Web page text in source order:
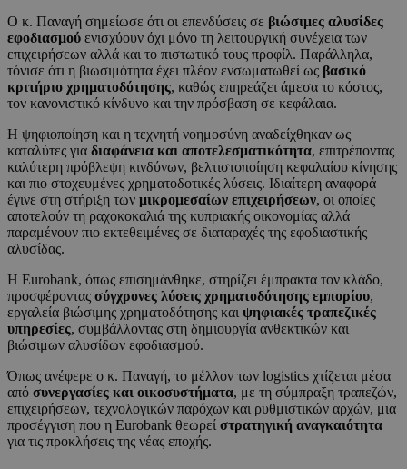
Ο κ. Παναγή σημείωσε ότι οι επενδύσεις σε βιώσιμες αλυσίδες
εφοδιασμού ενισχύουν όχι μόνο τη λειτουργική συνέχεια των
επιχειρήσεων αλλά και το πιστωτικό τους προφίλ. Παράλληλα,
τόνισε ότι η βιωσιμότητα έχει πλέον ενσωματωθεί ως βασικό
κριτήριο χρηματοδότησης, καθώς επηρεάζει άμεσα το κόστος,
τον κανονιστικό κίνδυνο και την πρόσβαση σε κεφάλαια.
Η ψηφιοποίηση και η τεχνητή νοημοσύνη αναδείχθηκαν ως
καταλύτες για διαφάνεια και αποτελεσματικότητα, επιτρέποντας
καλύτερη πρόβλεψη κινδύνων, βελτιστοποίηση κεφαλαίου κίνησης
και πιο στοχευμένες χρηματοδοτικές λύσεις. Ιδιαίτερη αναφορά
έγινε στη στήριξη των μικρομεσαίων επιχειρήσεων, οι οποίες
αποτελούν τη ραχοκοκαλιά της κυπριακής οικονομίας αλλά
παραμένουν πιο εκτεθειμένες σε διαταραχές της εφοδιαστικής
αλυσίδας.
Η Eurobank, όπως επισημάνθηκε, στηρίζει έμπρακτα τον κλάδο,
προσφέροντας σύγχρονες λύσεις χρηματοδότησης εμπορίου,
εργαλεία βιώσιμης χρηματοδότησης και ψηφιακές τραπεζικές
υπηρεσίες, συμβάλλοντας στη δημιουργία ανθεκτικών και
βιώσιμων αλυσίδων εφοδιασμού.
Όπως ανέφερε ο κ. Παναγή, το μέλλον των logistics χτίζεται μέσα
από συνεργασίες και οικοσυστήματα, με τη σύμπραξη τραπεζών,
επιχειρήσεων, τεχνολογικών παρόχων και ρυθμιστικών αρχών, μια
προσέγγιση που η Eurobank θεωρεί στρατηγική αναγκαιότητα
για τις προκλήσεις της νέας εποχής.